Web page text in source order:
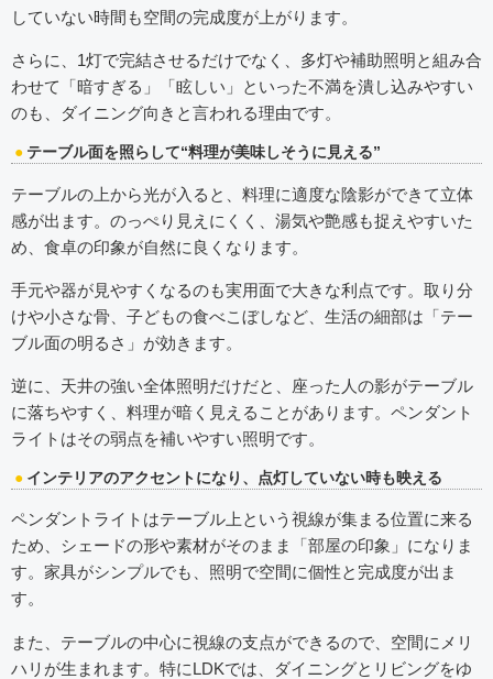
していない時間も空間の完成度が上がります。
さらに、1灯で完結させるだけでなく、多灯や補助照明と組み合
わせて「暗すぎる」「眩しい」といった不満を潰し込みやすい
のも、ダイニング向きと言われる理由です。
テーブル面を照らして“料理が美味しそうに見える”
テーブルの上から光が入ると、料理に適度な陰影ができて立体
感が出ます。のっぺり見えにくく、湯気や艶感も捉えやすいた
め、食卓の印象が自然に良くなります。
手元や器が見やすくなるのも実用面で大きな利点です。取り分
けや小さな骨、子どもの食べこぼしなど、生活の細部は「テー
ブル面の明るさ」が効きます。
逆に、天井の強い全体照明だけだと、座った人の影がテーブル
に落ちやすく、料理が暗く見えることがあります。ペンダント
ライトはその弱点を補いやすい照明です。
インテリアのアクセントになり、点灯していない時も映える
ペンダントライトはテーブル上という視線が集まる位置に来る
ため、シェードの形や素材がそのまま「部屋の印象」になりま
す。家具がシンプルでも、照明で空間に個性と完成度が出ま
す。
また、テーブルの中心に視線の支点ができるので、空間にメリ
ハリが生まれます。特にLDKでは、ダイニングとリビングをゆ